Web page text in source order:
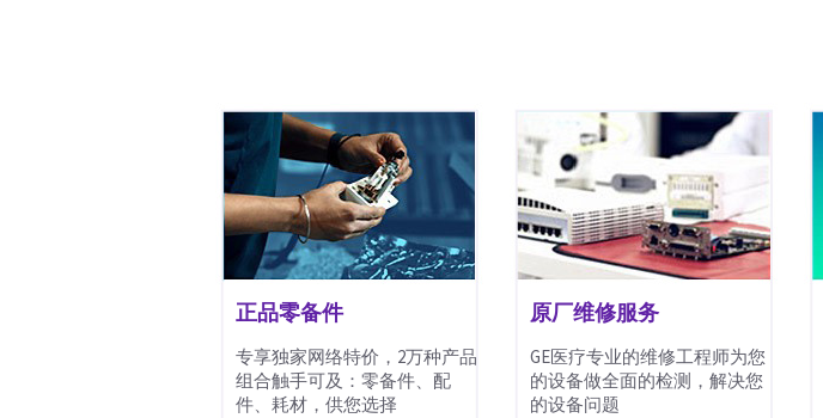
正品零备件
专享独家网络特价，2万种产品
组合触手可及：零备件、配
件、耗材，供您选择
原厂维修服务
GE医疗专业的维修工程师为您
的设备做全面的检测，解决您
的设备问题